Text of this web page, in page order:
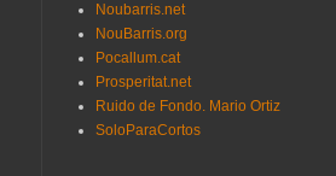
Noubarris.net
NouBarris.org
Pocallum.cat
Prosperitat.net
Ruido de Fondo. Mario Ortiz
SoloParaCortos